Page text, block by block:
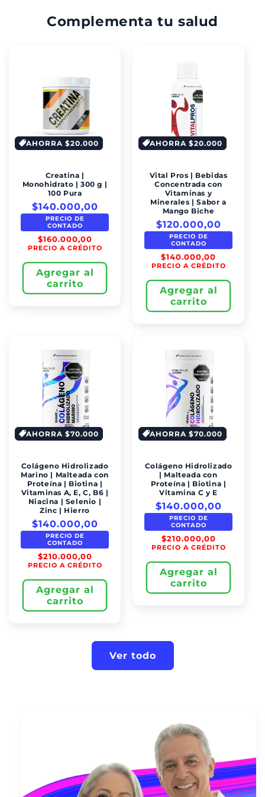
Complementa tu salud
AHORRA $20.000
Creatina |
Monohidrato | 300 g |
100 Pura
$140.000,00
PRECIO DE
CONTADO
$160.000,00
PRECIO A CRÉDITO
Agregar al
carrito
AHORRA $20.000
Vital Pros | Bebidas
Concentrada con
Vitaminas y
Minerales | Sabor a
Mango Biche
$120.000,00
PRECIO DE
CONTADO
$140.000,00
PRECIO A CRÉDITO
Agregar al
carrito
AHORRA $70.000
Colágeno Hidrolizado
Marino | Malteada con
Proteína | Biotina |
Vitaminas A, E, C, B6 |
Niacina | Selenio |
Zinc | Hierro
$140.000,00
PRECIO DE
CONTADO
$210.000,00
PRECIO A CRÉDITO
Agregar al
carrito
AHORRA $70.000
Colágeno Hidrolizado
| Malteada con
Proteína | Biotina |
Vitamina C y E
$140.000,00
PRECIO DE
CONTADO
$210.000,00
PRECIO A CRÉDITO
Agregar al
carrito
Ver todo